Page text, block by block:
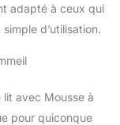
adapté à ceux qui
d’utilisation.
lit avec Mousse à
pour quiconque